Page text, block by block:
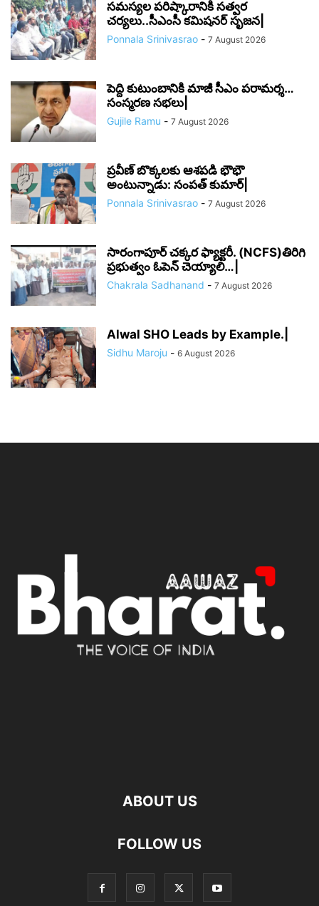
సమస్యల పరిష్కారానికి సత్వర
చర్యలు..సీఎంసీ కమిషనర్‌ సృజన|
Ponnala Srinivasrao - 7 August 2026
పెద్ది కుటుంబానికి మాజీ సీఎం పరామర్శ…
సంస్మరణ సభలు|
Gujile Ramu - 7 August 2026
ప్రవీణ్ బొక్కలకు ఆశపడి భౌభౌ
అంటున్నాడు: సంపత్ కుమార్|
Ponnala Srinivasrao - 7 August 2026
సారంగాపూర్ చక్కర ఫ్యాక్టరీ. (NCFS)తిరిగి
ప్రభుత్వం ఓపెన్ చెయ్యాలి…|
Chakrala Sadhanand - 7 August 2026
Alwal SHO Leads by Example.|
Sidhu Maroju - 6 August 2026
ABOUT US
FOLLOW US